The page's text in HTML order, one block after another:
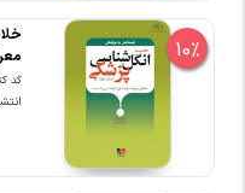
10%
کد